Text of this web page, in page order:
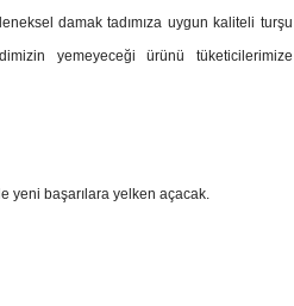
damak tadımıza uygun kaliteli turşu
yemeyeceği ürünü tüketicilerimize
yeni başarılara yelken açacak.